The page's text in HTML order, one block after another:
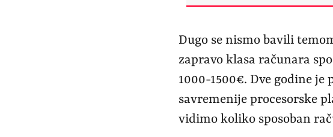
Dugo se nismo bavili
zapravo klasa računara
1000-1500€. Dve godine
savremenije procesorske
vidimo koliko sposoban